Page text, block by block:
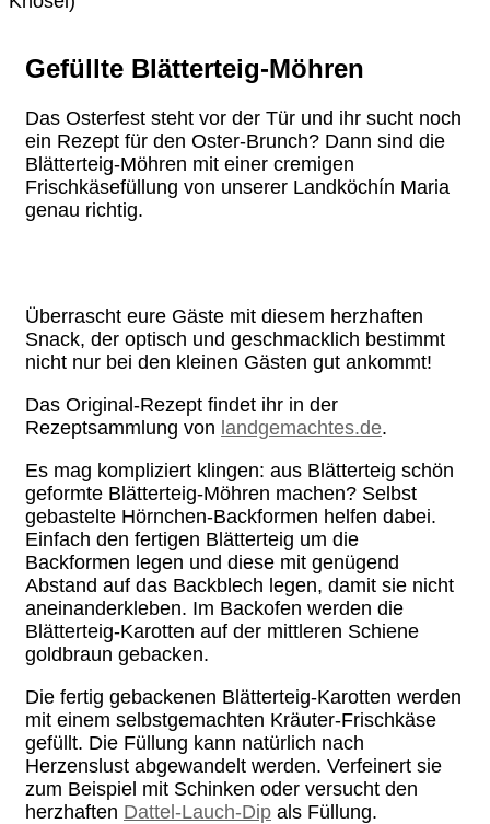
Gefüllte Blätterteig-Möhren
Das Osterfest steht vor der Tür und ihr sucht noch
ein Rezept für den Oster-Brunch? Dann sind die
Blätterteig-Möhren mit einer cremigen
Frischkäsefüllung von unserer Landköchín Maria
genau richtig.
Überrascht eure Gäste mit diesem herzhaften
Snack, der optisch und geschmacklich bestimmt
nicht nur bei den kleinen Gästen gut ankommt!
Das Original-Rezept findet ihr in der
Rezeptsammlung von landgemachtes.de.
Es mag kompliziert klingen: aus Blätterteig schön
geformte Blätterteig-Möhren machen? Selbst
gebastelte Hörnchen-Backformen helfen dabei.
Einfach den fertigen Blätterteig um die
Backformen legen und diese mit genügend
Abstand auf das Backblech legen, damit sie nicht
aneinanderkleben. Im Backofen werden die
Blätterteig-Karotten auf der mittleren Schiene
goldbraun gebacken.
Die fertig gebackenen Blätterteig-Karotten werden
mit einem selbstgemachten Kräuter-Frischkäse
gefüllt. Die Füllung kann natürlich nach
Herzenslust abgewandelt werden. Verfeinert sie
zum Beispiel mit Schinken oder versucht den
herzhaften Dattel-Lauch-Dip als Füllung.